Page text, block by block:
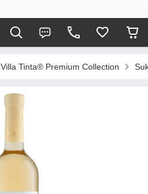
Villa Tinta® Premium Collection